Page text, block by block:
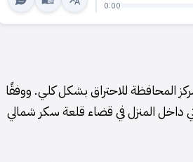
0:00
المحافظة للاحتراق بشكل كلي. ووفقًا
داخل المنزل في قضاء قلعة سكر شمالي